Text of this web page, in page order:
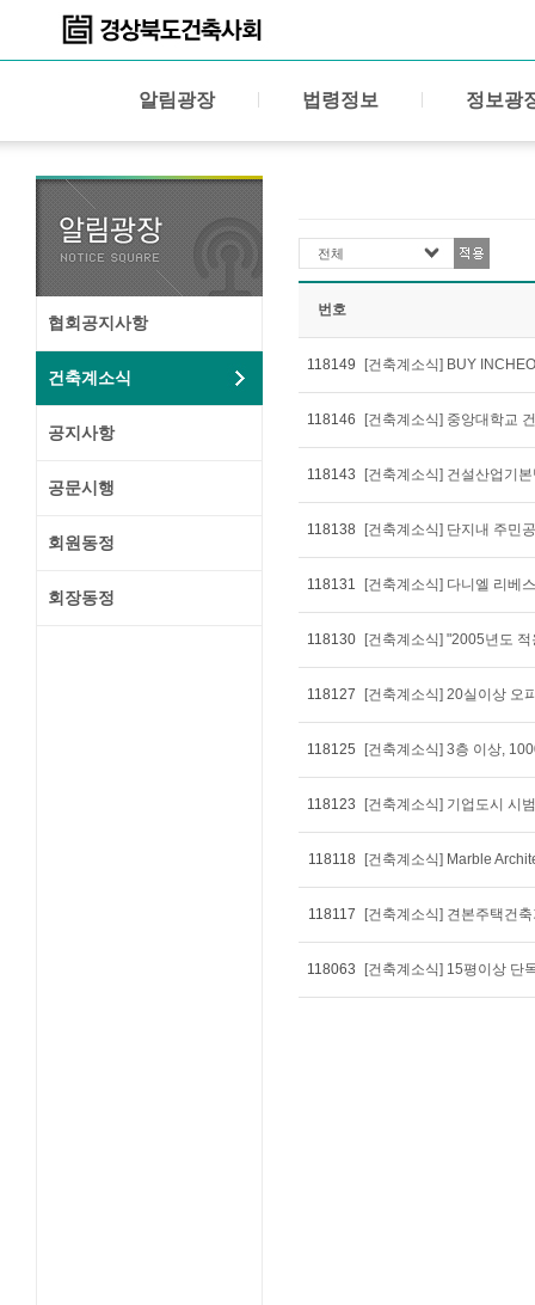
알림광장 법령정보 정보광
협회공지사항
건축계소식
공지사항
공문시행
회원동정
회장동정
전체
번호
118149 [건축계소식] BUY
118146 [건축계소식] 중앙대학교
118143 [건축계소식] 건설산업기
118138 [건축계소식] 단지내 주민
118131 [건축계소식] 다니엘 리베
118130 [건축계소식] "2005년도
118127 [건축계소식] 20실이상 오
118125 [건축계소식] 3층 이상,
118123 [건축계소식] 기업도시 시
118118 [건축계소식] Marble
118117 [건축계소식] 견본주택건
118063 [건축계소식] 15평이상 단